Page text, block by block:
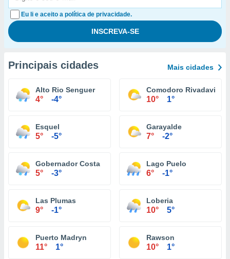
Eu li e aceito a política de privacidade.
Principais cidades Mais cidades
Alto Rio Senguer
4° -4°
Comodoro Rivadavia
10° 1°
Esquel
5° -5°
Garayalde
7° -2°
Gobernador Costa
5° -3°
Lago Puelo
6° -1°
Las Plumas
9° -1°
Loberia
10° 5°
Puerto Madryn
11° 1°
Rawson
10° 1°